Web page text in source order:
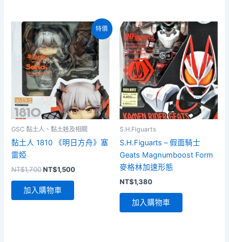
特價
GSC 黏土人、黏土娃及相關
黏土人 1810 《明日方舟》塞
雷婭
NT$1,700原
價
格：
NT$1,500目
加入購物車
S.H.Figuarts
S.H.Figuarts – 假面騎士
Geats Magnumboost Form
麥格林加速形態
NT$1,380
加入購物車